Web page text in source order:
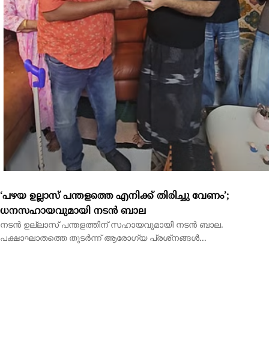
‘പഴയ ഉല്ലാസ് പന്തളത്തെ എനിക്ക് തിരിച്ചു വേണം’;
ധനസഹായവുമായി നടന്‍ ബാല
നടന്‍ ഉല്ലാസ് പന്തളത്തിന് സഹായവുമായി നടന്‍ ബാല.
പക്ഷാഘാതത്തെ തുടര്‍ന്ന് ആരോഗ്യ പ്രശ്‌നങ്ങള്‍...